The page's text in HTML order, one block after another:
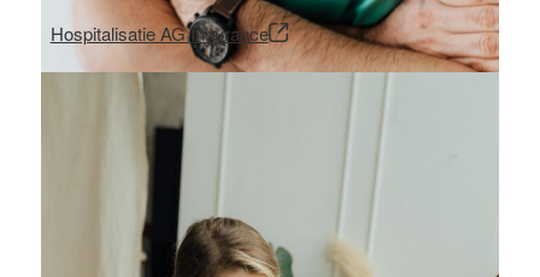
Hospitalisatie AG Insurance